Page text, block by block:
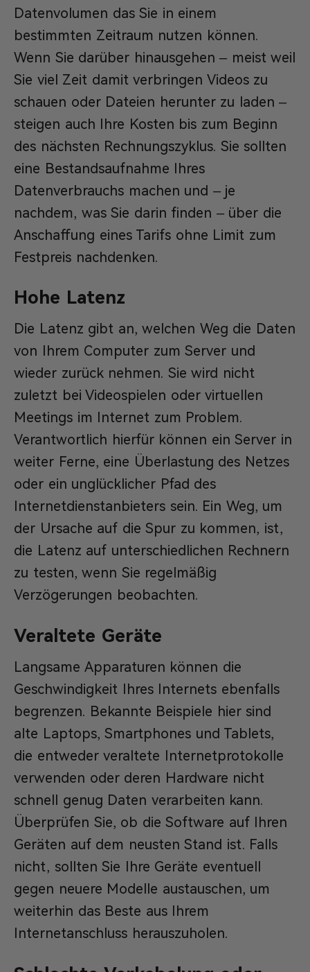
Datenvolumen das Sie in einem
bestimmten Zeitraum nutzen können.
Wenn Sie darüber hinausgehen – meist weil
Sie viel Zeit damit verbringen Videos zu
schauen oder Dateien herunter zu laden –
steigen auch Ihre Kosten bis zum Beginn
des nächsten Rechnungszyklus. Sie sollten
eine Bestandsaufnahme Ihres
Datenverbrauchs machen und – je
nachdem, was Sie darin finden – über die
Anschaffung eines Tarifs ohne Limit zum
Festpreis nachdenken.
Hohe Latenz
Die Latenz gibt an, welchen Weg die Daten
von Ihrem Computer zum Server und
wieder zurück nehmen. Sie wird nicht
zuletzt bei Videospielen oder virtuellen
Meetings im Internet zum Problem.
Verantwortlich hierfür können ein Server in
weiter Ferne, eine Überlastung des Netzes
oder ein unglücklicher Pfad des
Internetdienstanbieters sein. Ein Weg, um
der Ursache auf die Spur zu kommen, ist,
die Latenz auf unterschiedlichen Rechnern
zu testen, wenn Sie regelmäßig
Verzögerungen beobachten.
Veraltete Geräte
Langsame Apparaturen können die
Geschwindigkeit Ihres Internets ebenfalls
begrenzen. Bekannte Beispiele hier sind
alte Laptops, Smartphones und Tablets,
die entweder veraltete Internetprotokolle
verwenden oder deren Hardware nicht
schnell genug Daten verarbeiten kann.
Überprüfen Sie, ob die Software auf Ihren
Geräten auf dem neusten Stand ist. Falls
nicht, sollten Sie Ihre Geräte eventuell
gegen neuere Modelle austauschen, um
weiterhin das Beste aus Ihrem
Internetanschluss herauszuholen.